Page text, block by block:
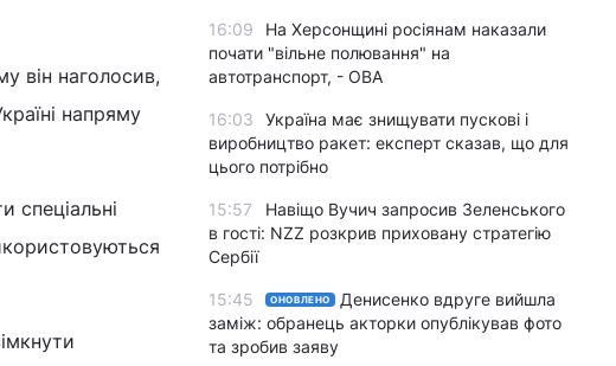
він наголосив,
напряму
спеціальні
16:09
На Херсонщині росіянам наказали
почати "вільне полювання" на
автотранспорт, - ОВА
16:03
Україна має знищувати пускові і
виробництво ракет: експерт сказав, що для
цього потрібно
15:57
Навіщо Вучич запросив Зеленського
в гості: NZZ розкрив приховану стратегію
Сербії
15:45 ОНОВЛЕНО
Денисенко вдруге вийшла
заміж: обранець акторки опублікував фото
та зробив заяву